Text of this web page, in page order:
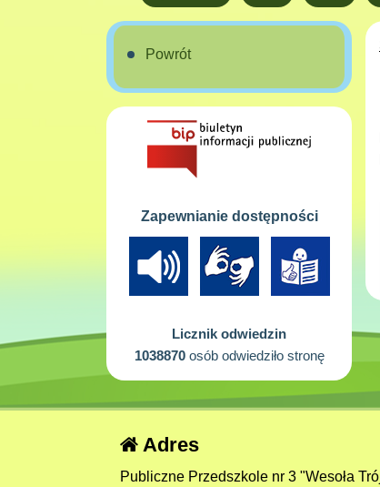
Powrót
Zapewnianie dostępności
Licznik odwiedzin
1038870osób odwiedziło stronę
Adres
Publiczne Przedszkole nr 3 "Wesoła